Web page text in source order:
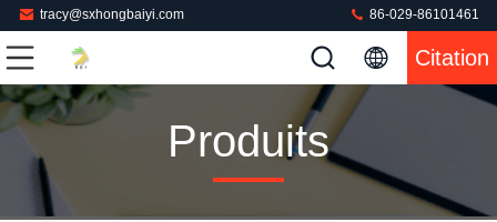
tracy@sxhongbaiyi.com 86-029-86101461
Citation
Produits